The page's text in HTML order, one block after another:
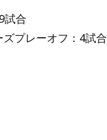
試合
プレーオフ：4試合